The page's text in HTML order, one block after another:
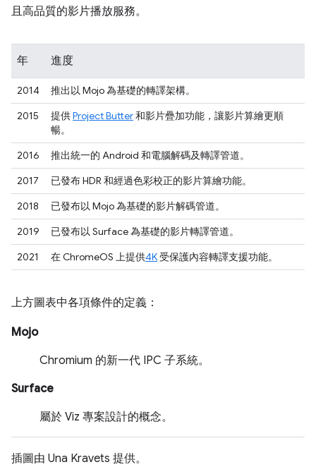
且高品質的影片播放服務。
年 進度
2014
推出以 Mojo 為基礎的轉譯架構。
2015
提供Project Butter和影片疊加功能，讓影片算繪更順
暢。
2016
推出統一的 Android 和電腦解碼及轉譯管道。
2017
已發布 HDR 和經過色彩校正的影片算繪功能。
2018
已發布以 Mojo 為基礎的影片解碼管道。
2019
已發布以 Surface 為基礎的影片轉譯管道。
2021
在 ChromeOS 上提供4K受保護內容轉譯支援功能。
上方圖表中各項條件的定義：
Mojo
Chromium 的新一代 IPC 子系統。
Surface
屬於 Viz 專案設計的概念。
插圖由 Una Kravets 提供。